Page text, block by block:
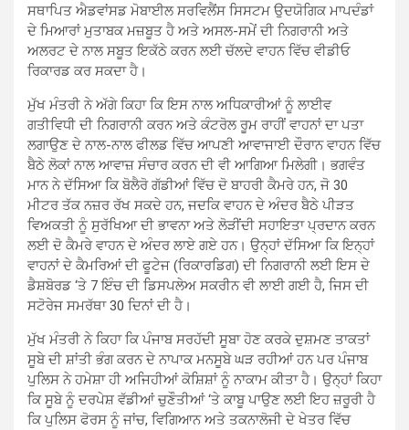
ਸਥਾਪਿਤ ਐਡਵਾਂਸਡ ਮੋਬਾਈਲ ਸਰਵਿਲੈਂਸ ਸਿਸਟਮ ਉਦਯੋਗਿਕ ਮਾਪਦੰਡਾਂ
ਦੇ ਮਿਆਰਾਂ ਮੁਤਾਬਕ ਮਜ਼ਬੂਤ ਹੈ ਅਤੇ ਅਸਲ-ਸਮੇਂ ਦੀ ਨਿਗਰਾਨੀ ਅਤੇ
ਅਲਰਟ ਦੇ ਨਾਲ ਸਬੂਤ ਇਕੱਠੇ ਕਰਨ ਲਈ ਚੱਲਦੇ ਵਾਹਨ ਵਿੱਚ ਵੀਡੀਓ
ਰਿਕਾਰਡ ਕਰ ਸਕਦਾ ਹੈ।
ਮੁੱਖ ਮੰਤਰੀ ਨੇ ਅੱਗੇ ਕਿਹਾ ਕਿ ਇਸ ਨਾਲ ਅਧਿਕਾਰੀਆਂ ਨੂੰ ਲਾਈਵ
ਗਤੀਵਿਧੀ ਦੀ ਨਿਗਰਾਨੀ ਕਰਨ ਅਤੇ ਕੰਟਰੋਲ ਰੂਮ ਰਾਹੀਂ ਵਾਹਨਾਂ ਦਾ ਪਤਾ
ਲਗਾਉਣ ਦੇ ਨਾਲ-ਨਾਲ ਫੀਲਡ ਵਿੱਚ ਆਪਣੀ ਆਵਾਜਾਈ ਦੌਰਾਨ ਵਾਹਨ ਵਿੱਚ
ਬੈਠੇ ਲੋਕਾਂ ਨਾਲ ਆਵਾਜ਼ ਸੰਚਾਰ ਕਰਨ ਦੀ ਵੀ ਆਗਿਆ ਮਿਲੇਗੀ। ਭਗਵੰਤ
ਮਾਨ ਨੇ ਦੱਸਿਆ ਕਿ ਬੋਲੈਰੋ ਗੱਡੀਆਂ ਵਿੱਚ ਦੋ ਬਾਹਰੀ ਕੈਮਰੇ ਹਨ, ਜੋ 30
ਮੀਟਰ ਤੱਕ ਨਜ਼ਰ ਰੱਖ ਸਕਦੇ ਹਨ, ਜਦਕਿ ਵਾਹਨ ਦੇ ਅੰਦਰ ਬੈਠੇ ਪੀੜਤ
ਵਿਅਕਤੀ ਨੂੰ ਸੁਰੱਖਿਆ ਦੀ ਭਾਵਨਾ ਅਤੇ ਲੋੜੀਂਦੀ ਸਹਾਇਤਾ ਪ੍ਰਦਾਨ ਕਰਨ
ਲਈ ਦੋ ਕੈਮਰੇ ਵਾਹਨ ਦੇ ਅੰਦਰ ਲਾਏ ਗਏ ਹਨ। ਉਨ੍ਹਾਂ ਦੱਸਿਆ ਕਿ ਇਨ੍ਹਾਂ
ਵਾਹਨਾਂ ਦੇ ਕੈਮਰਿਆਂ ਦੀ ਫੂਟੇਜ (ਰਿਕਾਰਡਿਗ) ਦੀ ਨਿਗਰਾਨੀ ਲਈ ਇਸ ਦੇ
ਡੈਸ਼ਬੋਰਡ ‘ਤੇ 7 ਇੰਚ ਦੀ ਡਿਸਪਲੇਅ ਸਕਰੀਨ ਵੀ ਲਾਈ ਗਈ ਹੈ, ਜਿਸ ਦੀ
ਸਟੋਰੇਜ ਸਮਰੱਥਾ 30 ਦਿਨਾਂ ਦੀ ਹੈ।
ਮੁੱਖ ਮੰਤਰੀ ਨੇ ਕਿਹਾ ਕਿ ਪੰਜਾਬ ਸਰਹੱਦੀ ਸੂਬਾ ਹੋਣ ਕਰਕੇ ਦੁਸ਼ਮਣ ਤਾਕਤਾਂ
ਸੂਬੇ ਦੀ ਸ਼ਾਂਤੀ ਭੰਗ ਕਰਨ ਦੇ ਨਾਪਾਕ ਮਨਸੂਬੇ ਘੜ ਰਹੀਆਂ ਹਨ ਪਰ ਪੰਜਾਬ
ਪੁਲਿਸ ਨੇ ਹਮੇਸ਼ਾ ਹੀ ਅਜਿਹੀਆਂ ਕੋਸ਼ਿਸ਼ਾਂ ਨੂੰ ਨਾਕਾਮ ਕੀਤਾ ਹੈ। ਉਨ੍ਹਾਂ ਕਿਹਾ
ਕਿ ਸੂਬੇ ਨੂੰ ਦਰਪੇਸ਼ ਵੱਡੀਆਂ ਚੁਣੌਤੀਆਂ ‘ਤੇ ਕਾਬੂ ਪਾਉਣ ਲਈ ਇਹ ਜ਼ਰੂਰੀ ਹੈ
ਕਿ ਪੁਲਿਸ ਫੋਰਸ ਨੂੰ ਜਾਂਚ, ਵਿਗਿਆਨ ਅਤੇ ਤਕਨਾਲੋਜੀ ਦੇ ਖੇਤਰ ਵਿੱਚ